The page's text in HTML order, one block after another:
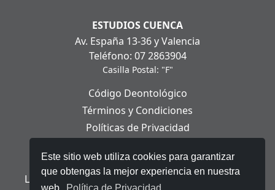
Este sitio web utiliza cookies para garantizar
que obtengas la mejor experiencia en nuestra
ESTUDIOS CUENCA
Av. España 13-36 y Valencia
Teléfono: 07 2863904
Casilla Postal: "F"
Código Deontológico
Términos y Condiciones
Políticas de Privacidad
Aviso Legal
Ley Orgánica de Protección de Datos Personales